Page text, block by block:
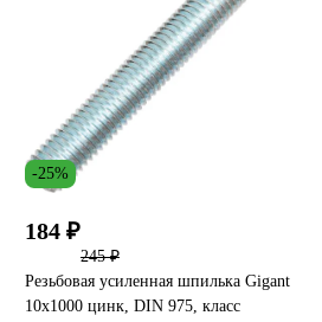
-25%
184 ₽
245 ₽
Резьбовая усиленная шпилька Gigant
10x1000 цинк, DIN 975, класс